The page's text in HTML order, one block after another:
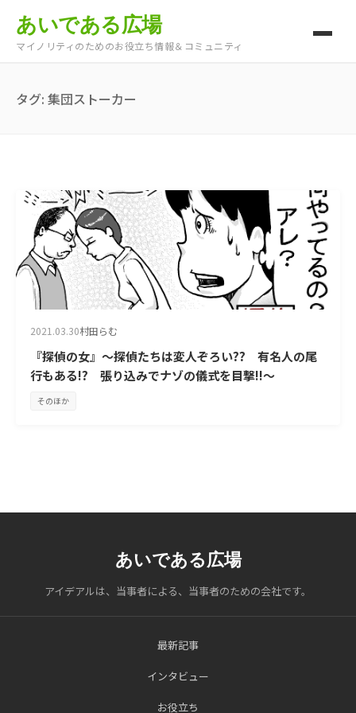
あいである広場
マイノリティのためのお役立ち情報＆コミュニティ
タグ: 集団ストーカー
2021.03.30村田らむ
『探偵の女』～探偵たちは変人ぞろい?? 有名人の尾
行もある!? 張り込みでナゾの儀式を目撃!!～
そのほか
あいである広場
アイデアルは、当事者による、当事者のための会社です。
最新記事
インタビュー
お役立ち